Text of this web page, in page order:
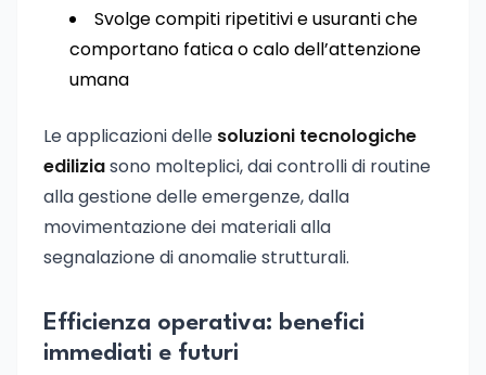
Svolge compiti ripetitivi e usuranti che
comportano fatica o calo dell’attenzione
umana
Le applicazioni delle soluzioni tecnologiche
ediliziasono molteplici, dai controlli di routine
alla gestione delle emergenze, dalla
movimentazione dei materiali alla
segnalazione di anomalie strutturali.
Efficienza operativa: benefici
immediati e futuri